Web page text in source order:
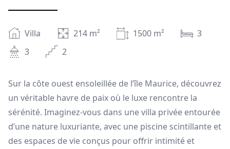
Villa 214 m² 1500 m²
3
3
2
Sur la côte ouest ensoleillée de l’île Maurice, découvrez
un véritable havre de paix où le luxe rencontre la
sérénité. Imaginez-vous dans une villa privée entourée
d’une nature luxuriante, avec une piscine scintillante et
des espaces de vie conçus pour offrir intimité et